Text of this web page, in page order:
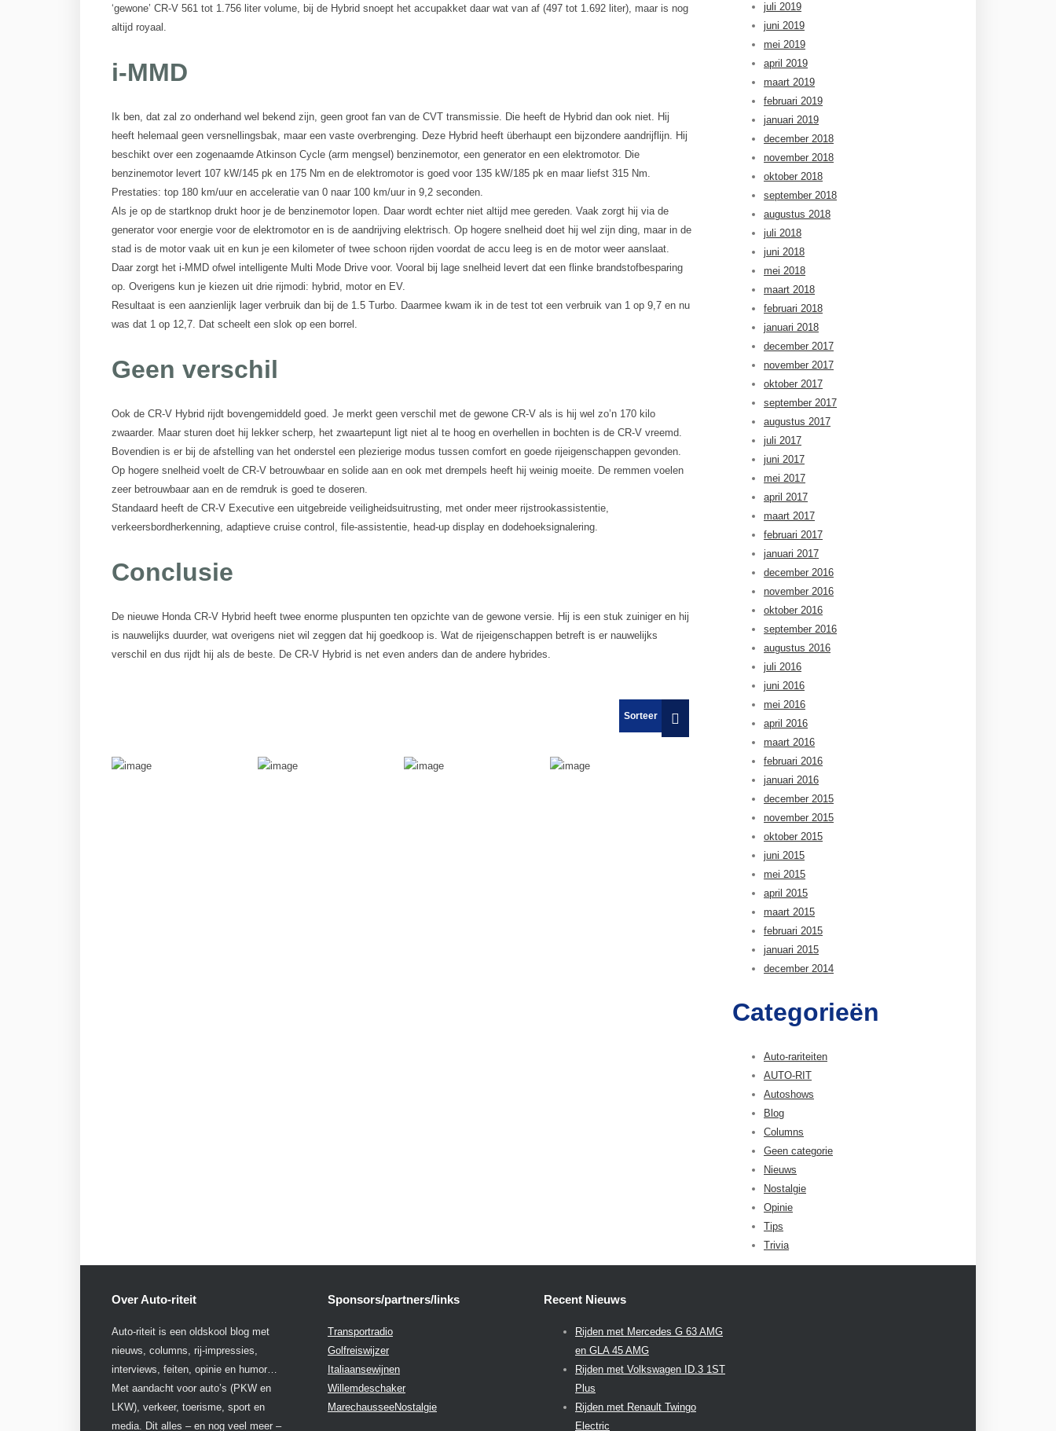
‘gewone’ CR-V 561 tot 1.756 liter volume, bij de Hybrid snoept het accupakket daar wat van af (497 tot 1.692 liter), maar is nog
altijd royaal.
i-MMD
Ik ben, dat zal zo onderhand wel bekend zijn, geen groot fan van de CVT transmissie. Die heeft de Hybrid dan ook niet. Hij
heeft helemaal geen versnellingsbak, maar een vaste overbrenging. Deze Hybrid heeft überhaupt een bijzondere aandrijflijn. Hij
beschikt over een zogenaamde Atkinson Cycle (arm mengsel) benzinemotor, een generator en een elektromotor. Die
benzinemotor levert 107 kW/145 pk en 175 Nm en de elektromotor is goed voor 135 kW/185 pk en maar liefst 315 Nm.
Prestaties: top 180 km/uur en acceleratie van 0 naar 100 km/uur in 9,2 seconden.
Als je op de startknop drukt hoor je de benzinemotor lopen. Daar wordt echter niet altijd mee gereden. Vaak zorgt hij via de
generator voor energie voor de elektromotor en is de aandrijving elektrisch. Op hogere snelheid doet hij wel zijn ding, maar in de
stad is de motor vaak uit en kun je een kilometer of twee schoon rijden voordat de accu leeg is en de motor weer aanslaat.
Daar zorgt het i-MMD ofwel intelligente Multi Mode Drive voor. Vooral bij lage snelheid levert dat een flinke brandstofbesparing
op. Overigens kun je kiezen uit drie rijmodi: hybrid, motor en EV.
Resultaat is een aanzienlijk lager verbruik dan bij de 1.5 Turbo. Daarmee kwam ik in de test tot een verbruik van 1 op 9,7 en nu
was dat 1 op 12,7. Dat scheelt een slok op een borrel.
Geen verschil
Ook de CR-V Hybrid rijdt bovengemiddeld goed. Je merkt geen verschil met de gewone CR-V als is hij wel zo’n 170 kilo
zwaarder. Maar sturen doet hij lekker scherp, het zwaartepunt ligt niet al te hoog en overhellen in bochten is de CR-V vreemd.
Bovendien is er bij de afstelling van het onderstel een plezierige modus tussen comfort en goede rijeigenschappen gevonden.
Op hogere snelheid voelt de CR-V betrouwbaar en solide aan en ook met drempels heeft hij weinig moeite. De remmen voelen
zeer betrouwbaar aan en de remdruk is goed te doseren.
Standaard heeft de CR-V Executive een uitgebreide veiligheidsuitrusting, met onder meer rijstrookassistentie,
verkeersbordherkenning, adaptieve cruise control, file-assistentie, head-up display en dodehoeksignalering.
Conclusie
De nieuwe Honda CR-V Hybrid heeft twee enorme pluspunten ten opzichte van de gewone versie. Hij is een stuk zuiniger en hij
is nauwelijks duurder, wat overigens niet wil zeggen dat hij goedkoop is. Wat de rijeigenschappen betreft is er nauwelijks
verschil en dus rijdt hij als de beste. De CR-V Hybrid is net even anders dan de andere hybrides.
Sorteer
juli 2019
juni 2019
mei 2019
april 2019
maart 2019
februari 2019
januari 2019
december 2018
november 2018
oktober 2018
september 2018
augustus 2018
juli 2018
juni 2018
mei 2018
maart 2018
februari 2018
januari 2018
december 2017
november 2017
oktober 2017
september 2017
augustus 2017
juli 2017
juni 2017
mei 2017
april 2017
maart 2017
februari 2017
januari 2017
december 2016
november 2016
oktober 2016
september 2016
augustus 2016
juli 2016
juni 2016
mei 2016
april 2016
maart 2016
februari 2016
januari 2016
december 2015
november 2015
oktober 2015
juni 2015
mei 2015
april 2015
maart 2015
februari 2015
januari 2015
december 2014
Categorieën
Auto-rariteiten
AUTO-RIT
Autoshows
Blog
Columns
Geen categorie
Nieuws
Nostalgie
Opinie
Tips
Trivia
Over Auto-riteit
Auto-riteit is een oldskool blog met
nieuws, columns, rij-impressies,
interviews, feiten, opinie en humor…
Met aandacht voor auto’s (PKW en
LKW), verkeer, toerisme, sport en
media. Dit alles – en nog veel meer –
Sponsors/partners/links
Transportradio
Golfreiswijzer
Italiaansewijnen
Willemdeschaker
MarechausseeNostalgie
Recent Nieuws
Rijden met Mercedes G 63 AMG
en GLA 45 AMG
Rijden met Volkswagen ID.3 1ST
Plus
Rijden met Renault Twingo
Electric